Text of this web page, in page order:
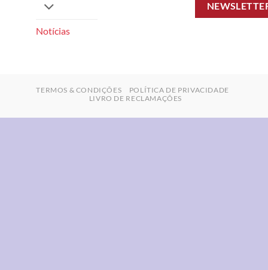
Notícias
TERMOS & CONDIÇÕES
POLÍTICA DE PRIVACIDADE
LIVRO DE RECLAMAÇÕES